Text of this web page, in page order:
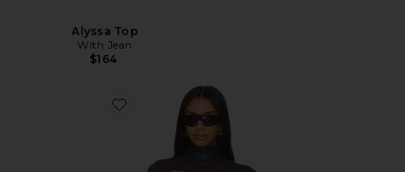
Alyssa Top
With Jean
$164